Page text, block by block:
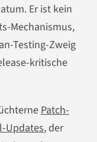
Er ist kein
Mechanismus,
Testing-Zweig
kritische
Patch-
Updates, der